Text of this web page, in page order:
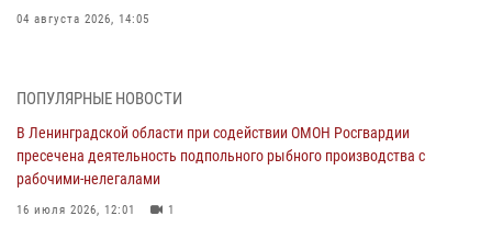
04 августа 2026, 14:05
также оказали доврачебную помощь пострадавшим
03 августа 2026, 14:15 3 1
Росгвардейцы приняли участие в Большом семейном фестивале
03 августа 2026, 13:26
ПОПУЛЯРНЫЕ НОВОСТИ
В Ленинградской области при содействии ОМОН Росгвардии
пресечена деятельность подпольного рыбного производства с
рабочими-нелегалами
16 июля 2026, 12:01 1